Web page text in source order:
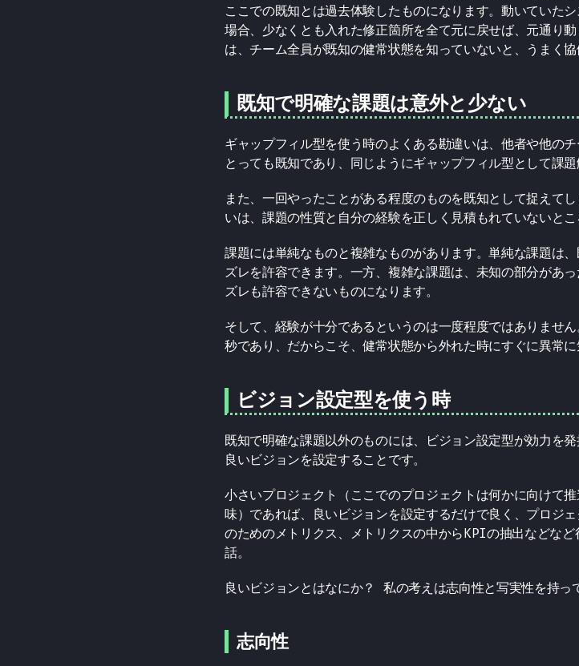
ここでの既知とは過去体験したものになります。動いていた
場合、少なくとも入れた修正箇所を全て元に戻せば、元通り
は、チーム全員が既知の健常状態を知っていないと、うまく協
既知で明確な課題は意外と少ない
ギャップフィル型を使う時のよくある勘違いは、他者や他の
とっても既知であり、同じようにギャップフィル型として課
また、一回やったことがある程度のものを既知として捉えて
いは、課題の性質と自分の経験を正しく見積もれていないとこ
課題には単純なものと複雑なものがあります。単純な課題は
ズレを許容できます。一方、複雑な課題は、未知の部分があ
ズレも許容できないものになります。
そして、経験が十分であるというのは一度程度ではありませ
秒であり、だからこそ、健常状態から外れた時にすぐに異常に
ビジョン設定型を使う時
既知で明確な課題以外のものには、ビジョン設定型が効力を
良いビジョンを設定することです。
小さいプロジェクト（ここでのプロジェクトは何かに向けて
味）であれば、良いビジョンを設定するだけで良く、プロジ
のためのメトリクス、メトリクスの中からKPIの抽出などな
話。
良いビジョンとはなにか？ 私の考えは志向性と写実性を持っ
志向性